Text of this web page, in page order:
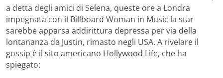
a detta degli amici di Selena, queste ore a Londra
impegnata con il Billboard Woman in Music la star
sarebbe apparsa addirittura depressa per via della
lontananza da Justin, rimasto negli USA. A rivelare il
gossip è il sito americano Hollywood Life, che ha
spiegato: